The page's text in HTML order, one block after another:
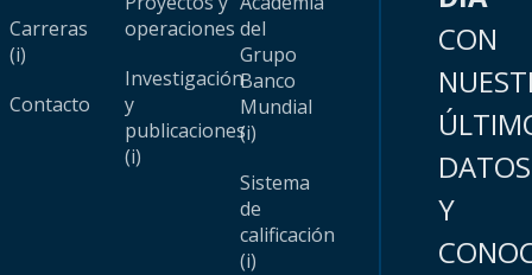
Carreras
(i)
Contacto
operaciones
Investigación
y
publicaciones
(i)
del
Grupo
Banco
Mundial
(i)
Sistema
de
calificación
(i)
CON
DATOS
Y